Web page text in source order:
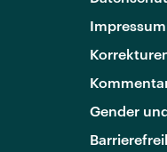
Impressum
Gender